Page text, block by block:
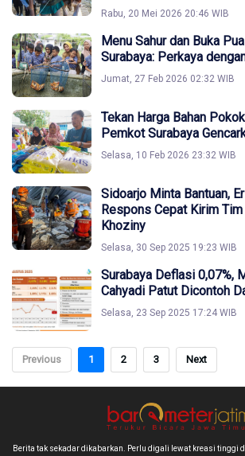
Rabu, 20 Mei 2026 20:46 WIB
Menu Sahur dan Buka
Surabaya: Perkaya
Jumat, 27 Feb 2026 02:32 WIB
Tekan Harga Bahan
Pemkot Surabaya
Selasa, 10 Feb 2026 23:32 WIB
Sidoarjo Minta Bantuan,
Respons Cepat Kirim
Khoziny
Selasa, 30 Sep 2025 19:23 WIB
Surabaya Deflasi 0,07%,
Cahyadi Patut Dicontoh
Selasa, 23 Sep 2025 17:24 WIB
Previous 1 2 3 Next
Berita tak sekadar dikabarkan. Perlu digali lewat kreasi tinggi